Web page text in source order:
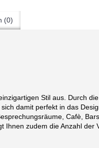
(0)
Stil aus. Durch
damit perfekt in das
Cafè,
zudem die Anzahl der